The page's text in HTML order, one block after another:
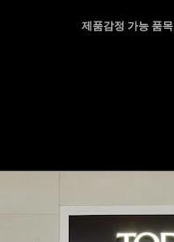
제품감정 가능 품목